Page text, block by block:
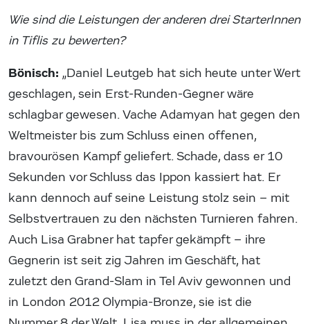
Wie sind die Leistungen der anderen drei StarterInnen
in Tiflis zu bewerten?
Bönisch: „Daniel Leutgeb hat sich heute unter Wert
geschlagen, sein Erst-Runden-Gegner wäre
schlagbar gewesen. Vache Adamyan hat gegen den
Weltmeister bis zum Schluss einen offenen,
bravourösen Kampf geliefert. Schade, dass er 10
Sekunden vor Schluss das Ippon kassiert hat. Er
kann dennoch auf seine Leistung stolz sein – mit
Selbstvertrauen zu den nächsten Turnieren fahren.
Auch Lisa Grabner hat tapfer gekämpft – ihre
Gegnerin ist seit zig Jahren im Geschäft, hat
zuletzt den Grand-Slam in Tel Aviv gewonnen und
in London 2012 Olympia-Bronze, sie ist die